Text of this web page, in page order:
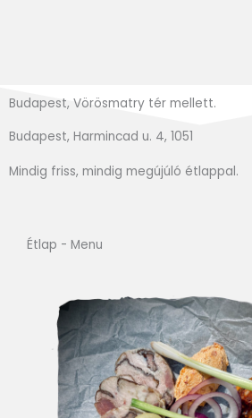
Budapest, Vörösmatry tér mellett.
Budapest, Harmincad u. 4, 1051
Mindig friss, mindig megújúló étlappal.
Étlap - Menu